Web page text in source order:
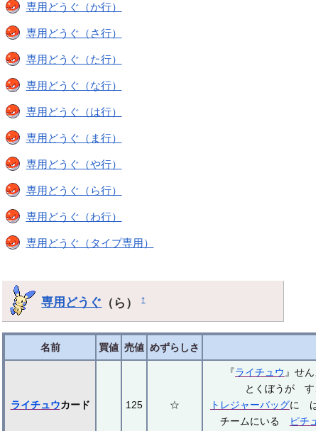
専用どうぐ（か行）
専用どうぐ（さ行）
専用どうぐ（た行）
専用どうぐ（な行）
専用どうぐ（は行）
専用どうぐ（ま行）
専用どうぐ（や行）
専用どうぐ（ら行）
専用どうぐ（わ行）
専用どうぐ（タイプ専用）
専用どうぐ （ら）†
名前 買値 売値 めずらしさ
ライチュウカード 125 ☆
『ライチュウ』せ
とくぼうが す
トレジャーバッグに は
チームにいる
ピチ